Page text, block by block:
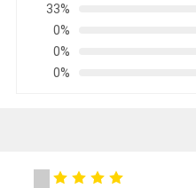
33%
0%
0%
0%